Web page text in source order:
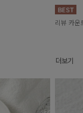
리뷰 카운
더보기